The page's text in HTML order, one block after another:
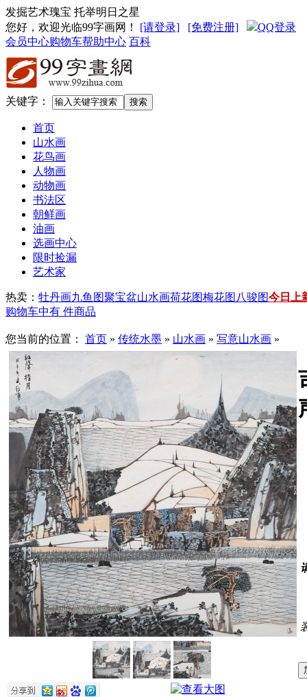
发掘艺术瑰宝 托举明日之星
您好，欢迎光临99字画网 ！ [请登录] [免费注册]
QQ登录
会员中心购物车帮助中心 百科
关键字：
首页
山水画
花鸟画
人物画
动物画
书法区
朝鲜画
油画
选画中心
限时捡漏
艺术家
热卖： 牡丹画九鱼图聚宝盆山水画荷花图梅花图 八骏图今日上
购物车中有 件商品
您当前的位置： 首页 » 传统水墨 » 山水画 » 写意山水画 »